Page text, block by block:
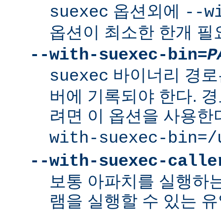
suexec 옵션외에
--
옵션이 최소한 한개 필
--with-suexec-bin=
suexec 바이너리 경
버에 기록되야 한다.
려면 이 옵션을 사용
with-suexec-
--with-suexec-
보통 아파치를 실행하
램을 실행할 수 있는